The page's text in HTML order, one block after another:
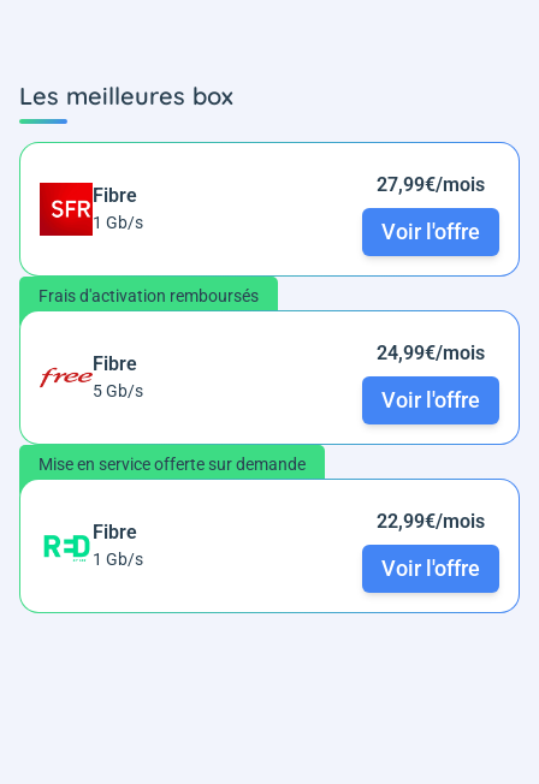
Les meilleures box
Fibre
1 Gb/s
27,99€/mois
Voir l'offre
Frais d'activation remboursés
Fibre
5 Gb/s
24,99€/mois
Voir l'offre
Mise en service offerte sur demande
Fibre
1 Gb/s
22,99€/mois
Voir l'offre